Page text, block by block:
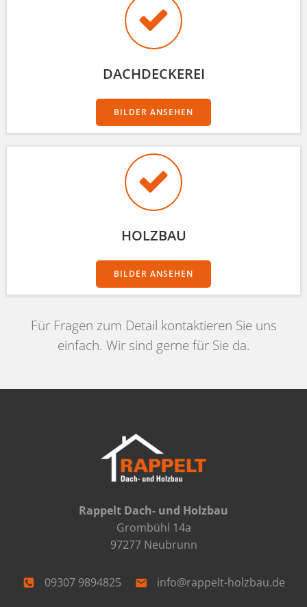
DACHDECKEREI
BILDER ANSEHEN
HOLZBAU
BILDER ANSEHEN
Für Fragen zum Detail kontaktieren Sie uns
einfach. Wir sind gerne für Sie da.
Rappelt Dach- und Holzbau
Grombühl 14a
97277 Neubrunn
09307 9894825 info@rappelt-holzbau.de